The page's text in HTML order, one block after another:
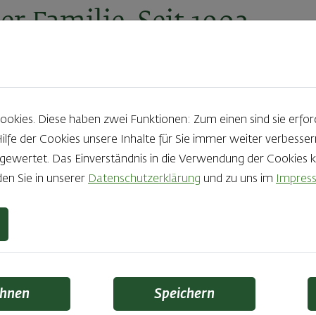
Familie. Seit 1902.
Produkte aus der
Diese haben zwei Funktionen: Zum einen sind sie
der Cookies unsere Inhalte für Sie immer weiter
Das Einverständnis in die Verwendung der
Sie in unserer Datenschutzerklärung und zu uns im
Speichern